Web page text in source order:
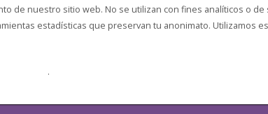
de nuestro sitio web. No se utilizan con fines analíticos o de
estadísticas que preservan tu anonimato. Utilizamos
.